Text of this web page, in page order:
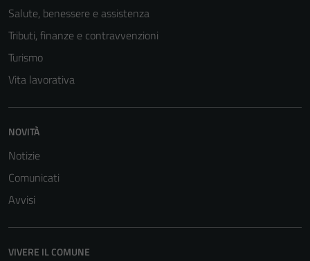
Salute, benessere e assistenza
Tributi, finanze e contravvenzioni
Turismo
Vita lavorativa
NOVITÀ
Notizie
Comunicati
Avvisi
VIVERE IL COMUNE